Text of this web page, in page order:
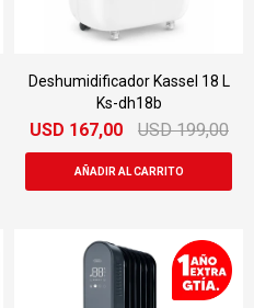
Deshumidificador Kassel 18 L
Ks-dh18b
USD 167,00 USD 199,00